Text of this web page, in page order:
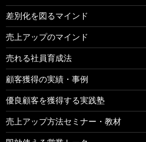
差別化を図るマインド
売上アップのマインド
売れる社員育成法
顧客獲得の実績・事例
優良顧客を獲得する実践塾
売上アップ方法セミナー・教材